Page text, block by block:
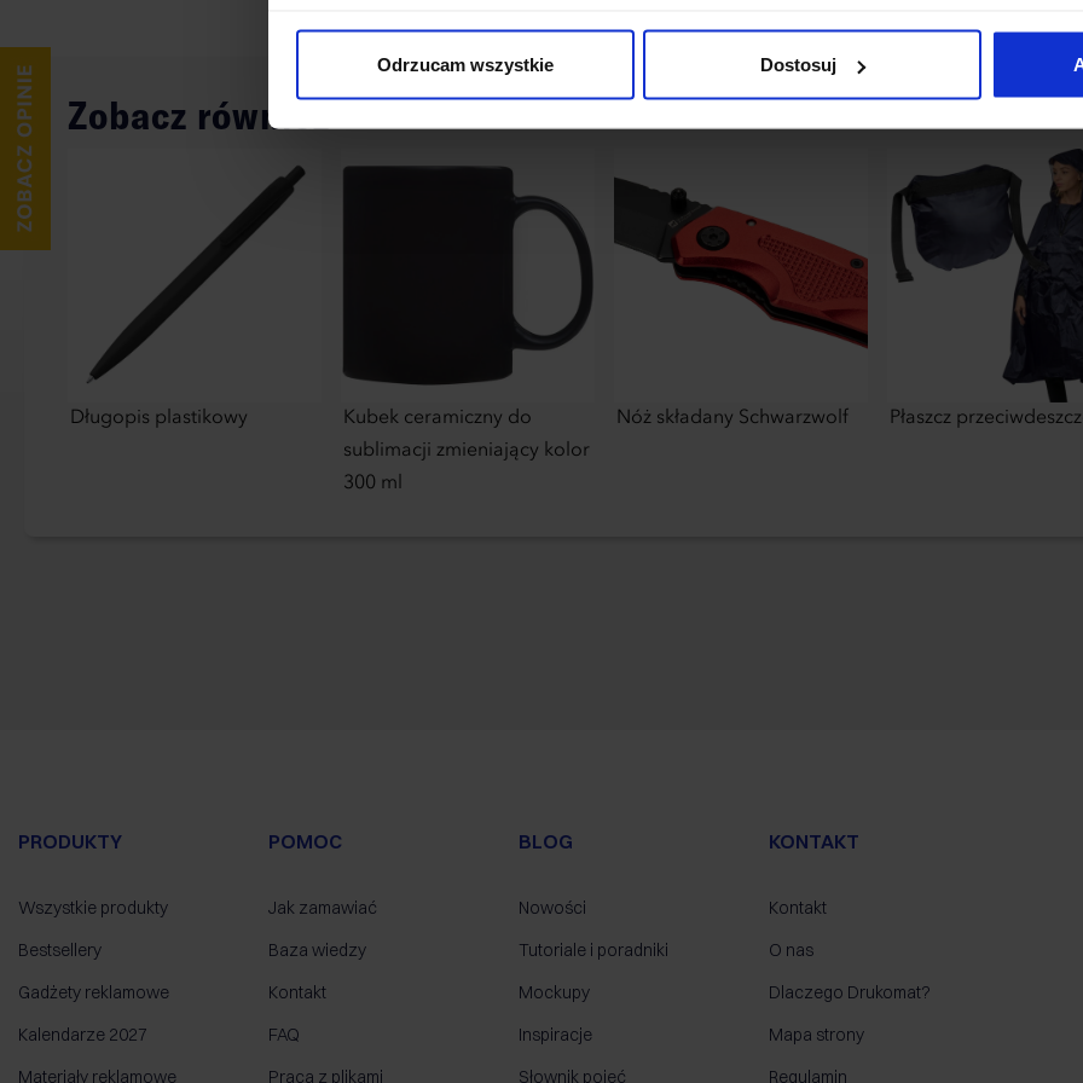
Odrzucam wszystkie
Dostosuj
Zobacz również
Długopis plastikowy
Kubek ceramiczny do
sublimacji zmieniający kolor
300 ml
Nóż składany Schwarzwolf Płaszcz
PRODUKTY
Wszystkie produkty
Bestsellery
Gadżety reklamowe
Kalendarze 2027
Materiały reklamowe
POMOC
Jak zamawiać
Baza wiedzy
Kontakt
FAQ
Praca z plikami
BLOG
Nowości
Tutoriale i poradniki
Mockupy
Inspiracje
Słownik pojęć
KONTAKT
Kontakt
O nas
Dlaczego Drukomat?
Mapa strony
Regulamin